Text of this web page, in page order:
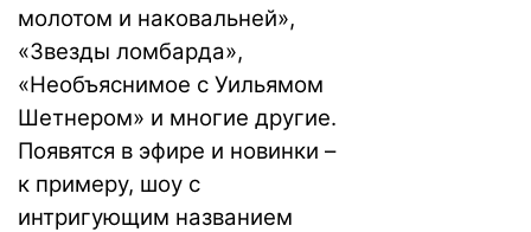
молотом и наковальней»,
«Звезды ломбарда»,
«Необъяснимое с Уильямом
Шетнером» и многие другие.
Появятся в эфире и новинки –
к примеру, шоу с
интригующим названием